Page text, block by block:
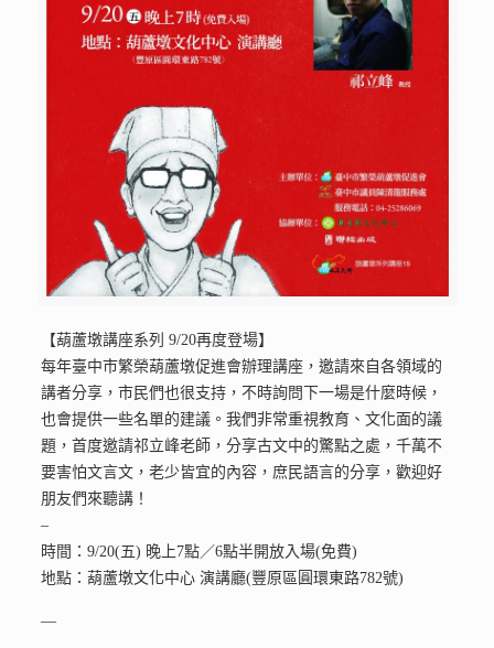
【葫蘆墩講座系列 9/20再度登場】
每年臺中市繁榮葫蘆墩促進會辦理講座，邀請來自各領域的
講者分享，市民們也很支持，不時詢問下一場是什麼時候，
也會提供一些名單的建議。我們非常重視教育、文化面的議
題，首度邀請祁立峰老師，分享古文中的驚點之處，千萬不
要害怕文言文，老少皆宜的內容，庶民語言的分享，歡迎好
朋友們來聽講！
–
時間：9/20(五) 晚上7點／6點半開放入場(免費)
地點：葫蘆墩文化中心 演講廳(豐原區圓環東路782號)
—